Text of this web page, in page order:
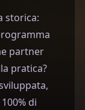
storica:
partner
pratica?
di